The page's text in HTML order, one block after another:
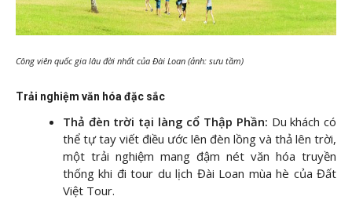
Công viên quốc gia lâu đời nhất của Đài Loan (ảnh: sưu tầm)
Trải nghiệm văn hóa đặc sắc
Thả đèn trời tại làng cổ Thập Phần: Du khách có
thể tự tay viết điều ước lên đèn lồng và thả lên trời,
một trải nghiệm mang đậm nét văn hóa truyền
thống khi đi tour du lịch Đài Loan mùa hè của Đất
Việt Tour.